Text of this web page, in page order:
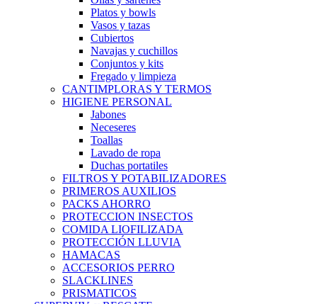
Platos y bowls
Vasos y tazas
Cubiertos
Navajas y cuchillos
Conjuntos y kits
Fregado y limpieza
CANTIMPLORAS Y TERMOS
HIGIENE PERSONAL
Jabones
Neceseres
Toallas
Lavado de ropa
Duchas portatiles
FILTROS Y POTABILIZADORES
PRIMEROS AUXILIOS
PACKS AHORRO
PROTECCION INSECTOS
COMIDA LIOFILIZADA
PROTECCIÓN LLUVIA
HAMACAS
ACCESORIOS PERRO
SLACKLINES
PRISMATICOS